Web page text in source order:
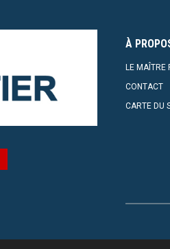
À
LE MAÎTRE
CONTACT
CARTE DU